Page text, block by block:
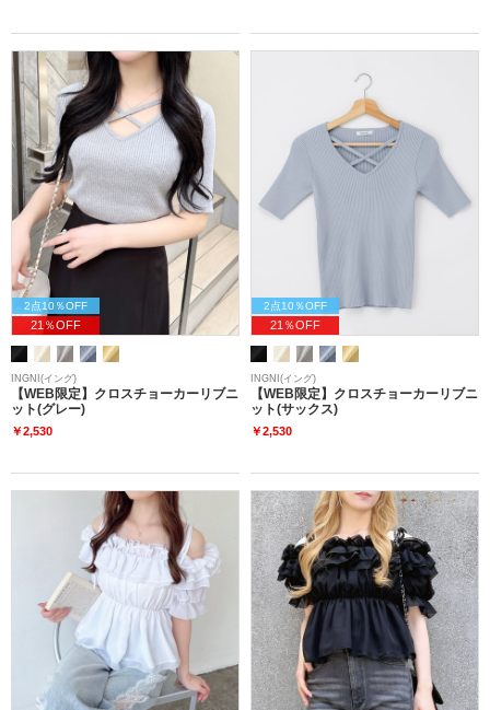
2点10％OFF
21％OFF
INGNI(イング)
【WEB限定】クロスチョーカーリブニ
ット(グレー)
￥2,530
2点10％OFF
21％OFF
INGNI(イング)
【WEB限定】クロスチョーカーリブニ
ット(サックス)
￥2,530